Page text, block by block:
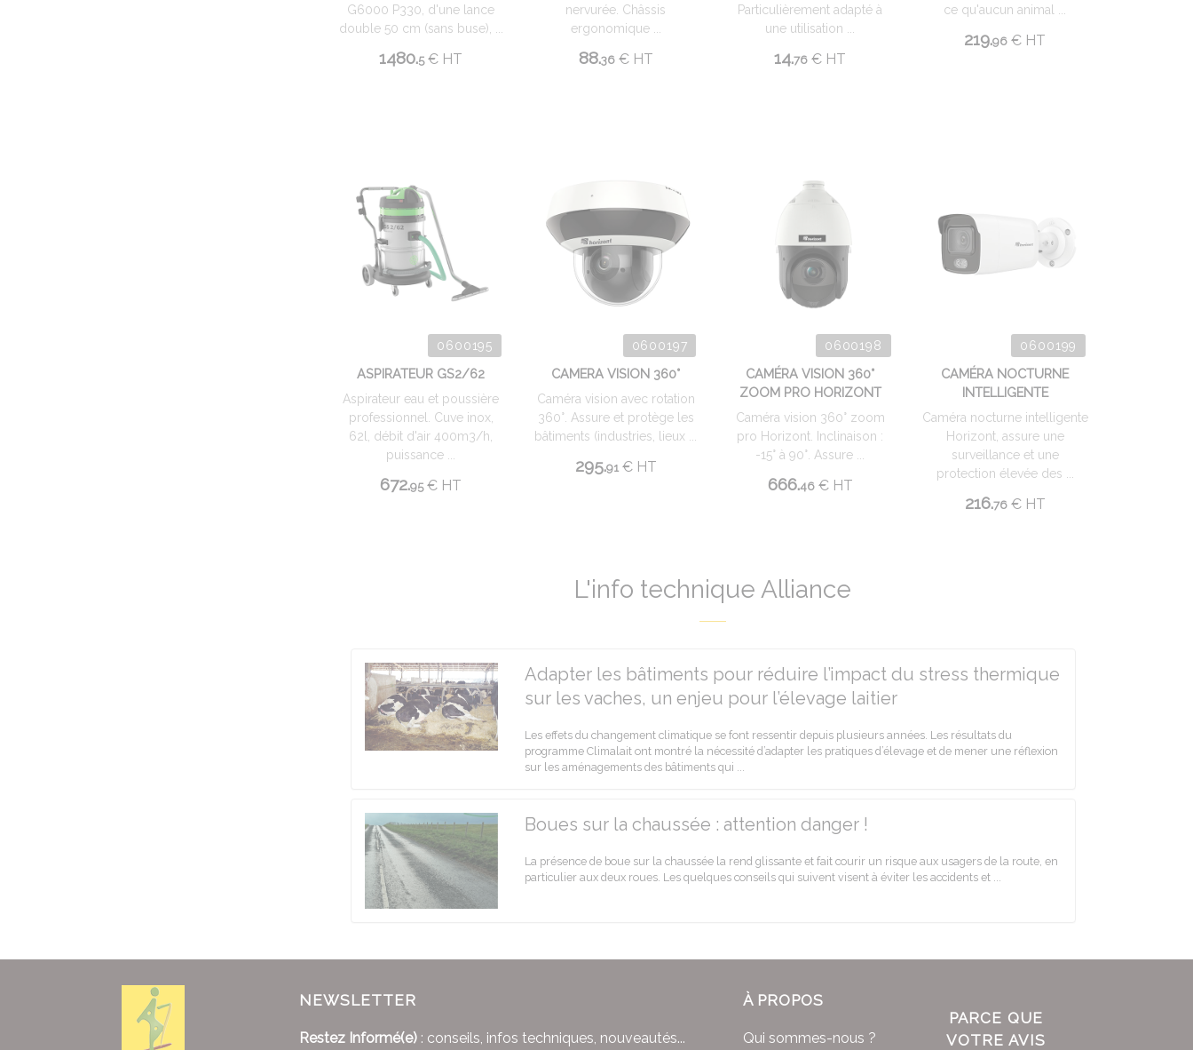
G6000 P330, d'une lance
double 50 cm (sans buse), ...
1480.5 € HT
nervurée. Châssis
ergonomique ...
88.36 €HT
Particulièrement adapté à
une utilisation ...
14.76 € HT
ce qu'aucun animal ...
219.96 € HT
0600195
ASPIRATEUR GS2/62
Aspirateur eau et poussière
professionnel. Cuve inox,
62l, débit d'air 400m3/h,
puissance ...
672.95 € HT
0600197
CAMERA VISION 360°
Caméra vision avec rotation
360°. Assure et protège les
bâtiments (industries, lieux ...
295.91 €HT
0600198
CAMÉRA VISION 360°
ZOOM PRO HORIZONT
Caméra vision 360° zoom
pro Horizont. Inclinaison :
-15° à 90°. Assure ...
666.46 €HT
0600199
CAMÉRA NOCTURNE
INTELLIGENTE
Caméra nocturne intelligente
Horizont, assure une
surveillance et une
protection élevée des ...
216.76 €HT
L'info technique Alliance
Adapter les bâtiments pour réduire l’impact du stress thermique
sur les vaches, un enjeu pour l’élevage laitier
Les effets du changement climatique se font ressentir depuis plusieurs années. Les résultats du
programme Climalait ont montré la nécessité d’adapter les pratiques d’élevage et de mener une réflexion
sur les aménagements des bâtiments qui ...
Boues sur la chaussée : attention danger !
La présence de boue sur la chaussée la rend glissante et fait courir un risque aux usagers de la route, en
particulier aux deux roues. Les quelques conseils qui suivent visent à éviter les accidents et ...
À PROPOS
Qui sommes-nous ?
PARCE QUE
VOTRE AVIS
NEWSLETTER
Restez Informé(e) : conseils, infos techniques, nouveautés...